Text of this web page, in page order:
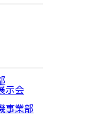
示会
事業部